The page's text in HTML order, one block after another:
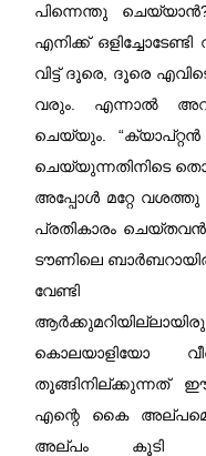
പിന്നെന്തു
എനിക്ക്
വിട്ട് ദൂരെ, ദൂരെ
വരും. എന്നാൽ
ചെയ്യും.
ചെയ്യുന്നതിനിടെ
അപ്പോൾ മറ്റേ വശത്തു
പ്രതികാരം
ടൗണിലെ
വേണ്ടി
കൊലയാളിയോ
തൂങ്ങിനില്ക്കുന്നത്
എന്റെ കൈ
അല്പം കൂടി